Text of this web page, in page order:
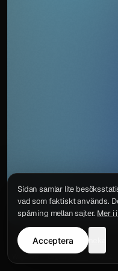
IntegritetspolicyKontakt
Sidan samlar lite
vad som faktiskt används.
spårning mellan sajter. Mer i
Acceptera neka